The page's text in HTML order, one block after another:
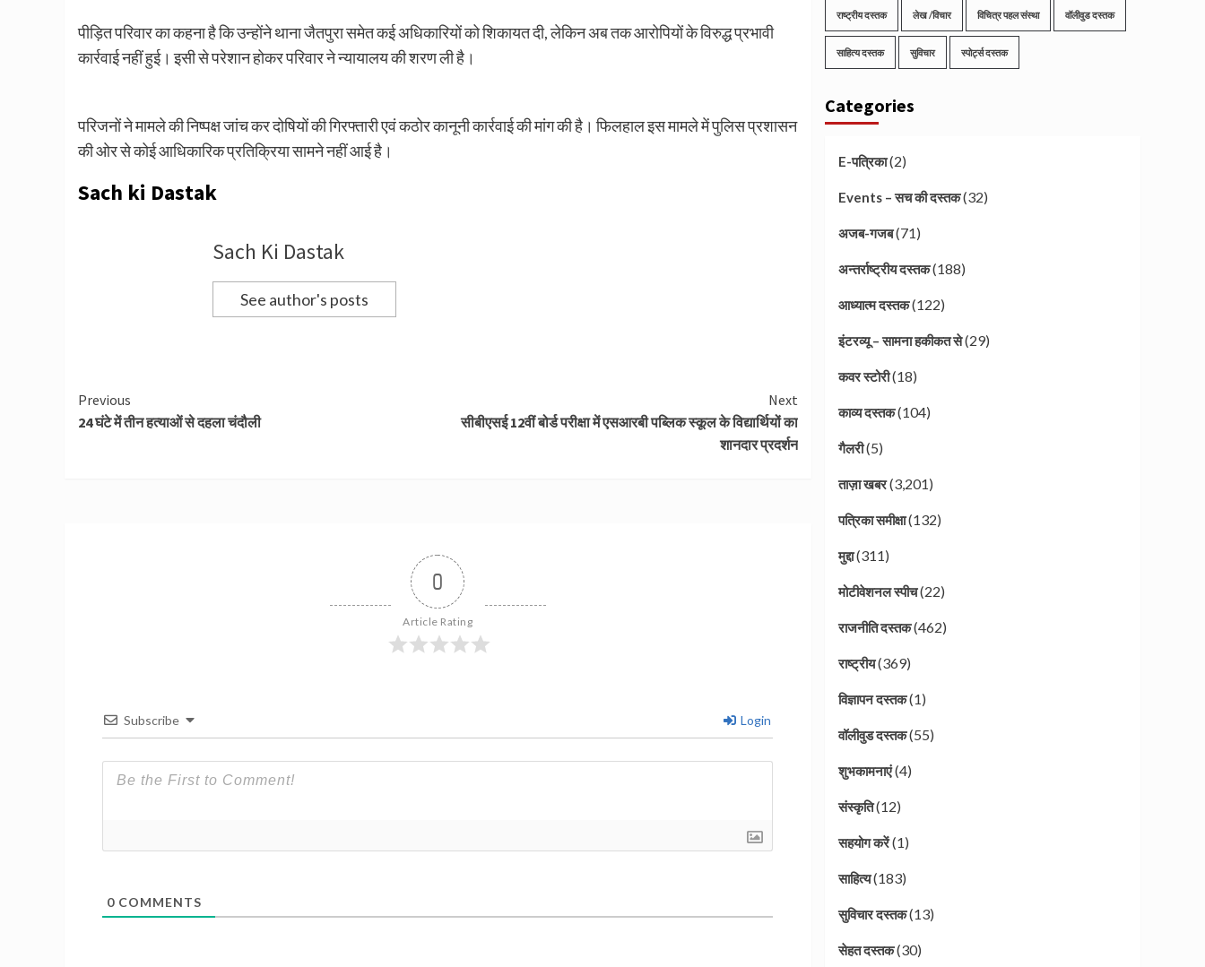
पीड़ित परिवार का कहना है कि उन्होंने थाना जैतपुरा समेत कई अधिकारियों को शिकायत दी, लेकिन अब तक आरोपियों के विरुद्ध प्रभावी
कार्रवाई नहीं हुई। इसी से परेशान होकर परिवार ने न्यायालय की शरण ली है।
परिजनों ने मामले की निष्पक्ष जांच कर दोषियों की गिरफ्तारी एवं कठोर कानूनी कार्रवाई की मांग की है। फिलहाल इस मामले में पुलिस प्रशासन
की ओर से कोई आधिकारिक प्रतिक्रिया सामने नहीं आई है।
Sach ki Dastak
Sach Ki Dastak
See author's posts
Continue
Reading
Previous
24 घंटे में तीन हत्याओं से दहला चंदौली
Next
सीबीएसई 12वीं बोर्ड परीक्षा में एसआरबी पब्लिक स्कूल के विद्यार्थियों का
शानदार प्रदर्शन
0
Article Rating
Subscribe Login
0 COMMENTS
राष्ट्रीय दस्तक लेख /विचार विचित्र पहल संस्था वॉलीवुड दस्तक
साहित्य दस्तक सुविचार स्पोर्ट्स दस्तक
Categories
E-पत्रिका(2)
Events – सच की दस्तक(32)
अजब-गजब(71)
अन्तर्राष्ट्रीय दस्तक(188)
आध्यात्म दस्तक(122)
इंटरव्यू – सामना हकीकत से(29)
कवर स्टोरी(18)
काव्य दस्तक(104)
गैलरी(5)
ताज़ा खबर(3,201)
पत्रिका समीक्षा(132)
मुद्दा(311)
मोटीवेशनल स्पीच(22)
राजनीति दस्तक(462)
राष्ट्रीय(369)
विज्ञापन दस्तक(1)
वॉलीवुड दस्तक(55)
शुभकामनाएं(4)
संस्कृति(12)
सहयोग करें(1)
साहित्य(183)
सुविचार दस्तक(13)
सेहत दस्तक(30)